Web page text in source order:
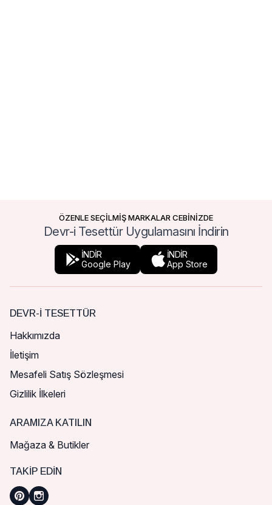
ÖZENLE SEÇİLMİŞ MARKALAR CEBİNİZDE
Devr-i Tesettür Uygulamasını İndirin
İNDİR
Google Play
İNDİR
App Store
DEVR-I TESETTÜR
Hakkımızda
İletişim
Mesafeli Satış Sözleşmesi
Gizlilik İlkeleri
ARAMIZA KATILIN
Mağaza & Butikler
TAKIP EDIN